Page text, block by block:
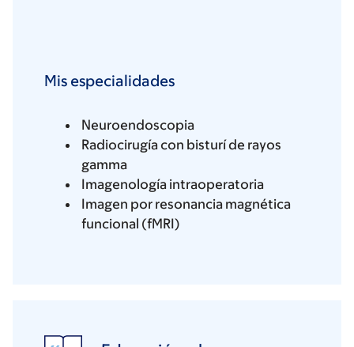
Mis especialidades
Neuroendoscopia
Radiocirugía con bisturí de rayos
gamma
Imagenología intraoperatoria
Imagen por resonancia magnética
funcional (fMRI)